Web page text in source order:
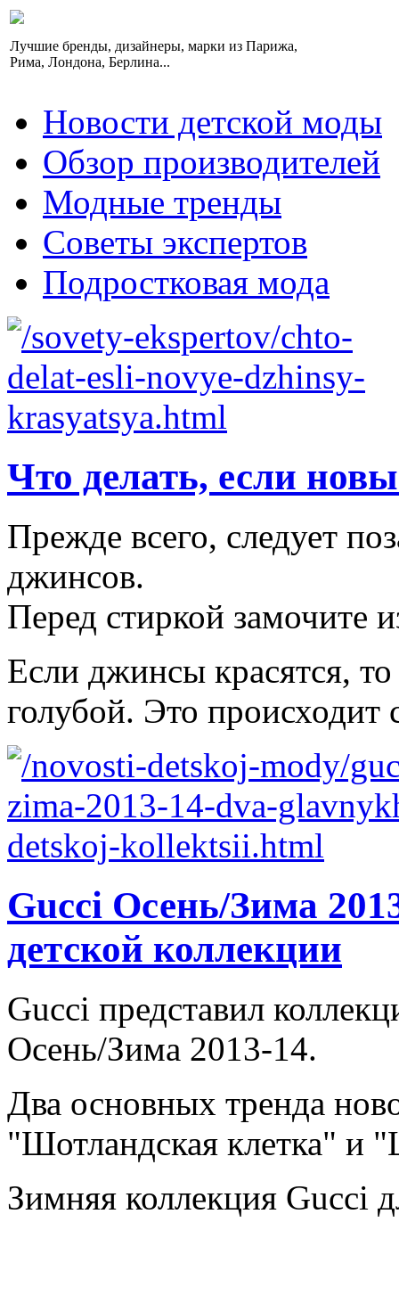
Лучшие бренды, дизайнеры, марки из Парижа,
Рима, Лондона, Берлина...
Новости детской моды
Обзор производителей
Модные тренды
Советы экспертов
Подростковая мода
Что делать, если
Прежде всего, следует
джинсов.
Перед стиркой замочите
Если джинсы красятся,
голубой. Это происходит
Gucci Осень/Зима
детской коллекции
Gucci представил
Осень/Зима 2013-14.
Два основных тренда
"Шотландская клетка" и
Зимняя коллекция Gucci